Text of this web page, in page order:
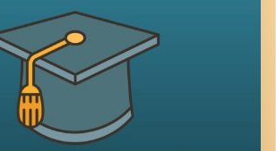
AudioVersity